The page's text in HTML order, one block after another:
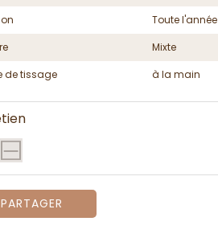
Toute l'année
Mixte
de tissage
à la main
PARTAGER